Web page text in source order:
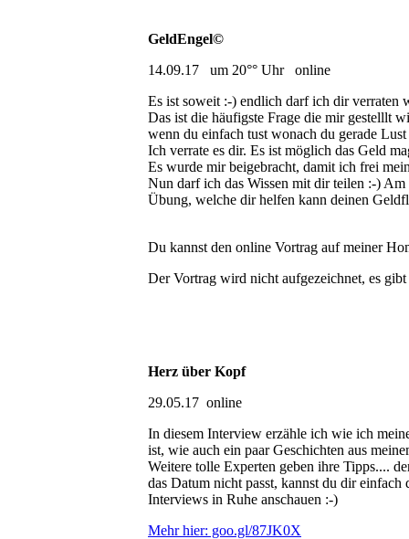
GeldEngel©
14.09.17 um 20°° Uhr online
Es ist soweit :-) endlich darf ich dir verraten
Das ist die häufigste Frage die mir gestelllt
wenn du einfach tust wonach du gerade Lust
Ich verrate es dir. Es ist möglich das Geld
Es wurde mir beigebracht, damit ich frei
Nun darf ich das Wissen mit dir teilen :-)
Übung, welche dir helfen kann deinen
Du kannst den online Vortrag auf meiner
Der Vortrag wird nicht aufgezeichnet, es
Herz über Kopf
29.05.17 online
In diesem Interview erzähle ich wie ich
ist, wie auch ein paar Geschichten aus
Weitere tolle Experten geben ihre Tipps....
das Datum nicht passt, kannst du dir einfach
Interviews in Ruhe anschauen :-)
Mehr hier: goo.gl/87JK0X